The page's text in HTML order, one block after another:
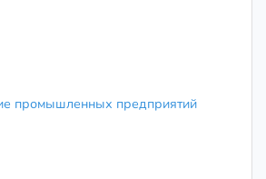
промышленных предприятий